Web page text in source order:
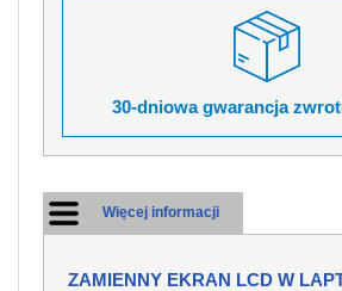
30-dniowa gwarancja zwrotu
Więcej informacji
ZAMIENNY EKRAN LCD W